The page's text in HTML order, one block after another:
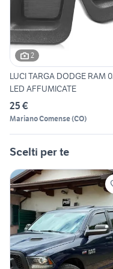
2
LUCI TARGA DODGE RAM
LED AFFUMICATE
25 €
Mariano Comense(CO)
Scelti per te